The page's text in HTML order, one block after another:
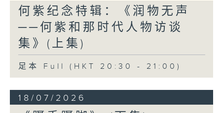
何紫纪念特辑：《润物无声
──何紫和那时代人物访谈
集》(上集)
足本 Full (HKT 20:30 - 21:00)
18/07/2026